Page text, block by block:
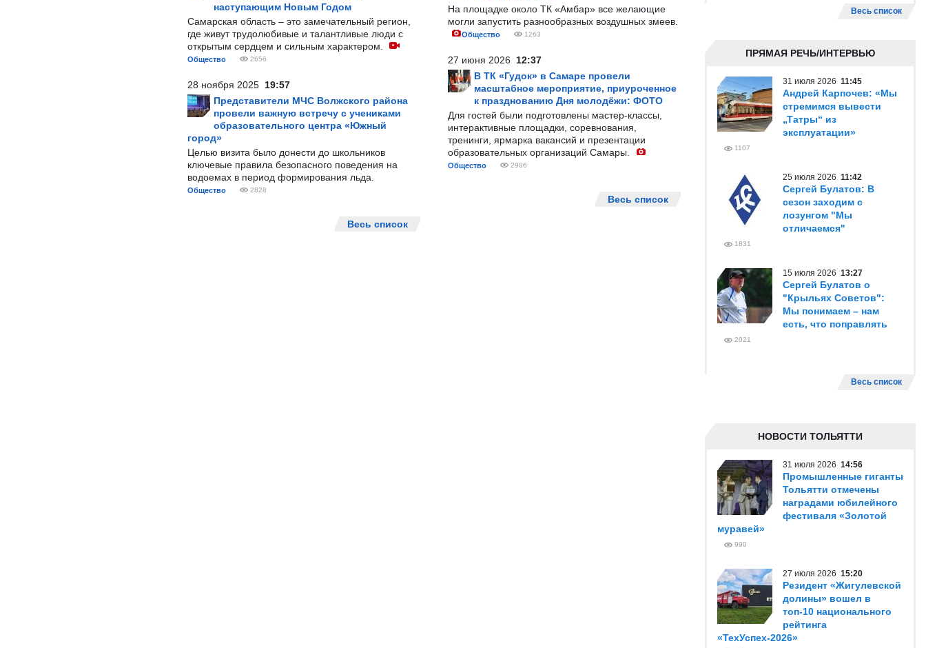
наступающим Новым Годом
Самарская область – это замечательный регион,
где живут трудолюбивые и талантливые люди с
открытым сердцем и сильным характером.
Общество 2656
28 ноября 2025 19:57
Представители МЧС Волжского района
провели важную встречу с учениками
образовательного центра «Южный
город»
Целью визита было донести до школьников
ключевые правила безопасного поведения на
водоемах в период формирования льда.
Общество 2828
Весь список
На площадке около ТК «Амбар» все желающие
могли запустить разнообразных воздушных змеев.
Общество 1263
27 июня 2026 12:37
В ТК «Гудок» в Самаре провели
масштабное мероприятие, приуроченное
к празднованию Дня молодёжи: ФОТО
Для гостей были подготовлены мастер-классы,
интерактивные площадки, соревнования,
тренинги, ярмарка вакансий и презентации
образовательных организаций Самары.
Общество 2986
Весь список
Весь список
ПРЯМАЯ РЕЧЬ/ИНТЕРВЬЮ
31 июля 2026 11:45
Андрей Карпочев: «Мы
стремимся вывести
„Татры“ из
эксплуатации»
1107
25 июля 2026 11:42
Сергей Булатов: В
сезон заходим с
лозунгом "Мы
отличаемся"
1831
15 июля 2026 13:27
Сергей Булатов о
"Крыльях Советов":
Мы понимаем – нам
есть, что поправлять
2021
Весь список
НОВОСТИ ТОЛЬЯТТИ
31 июля 2026 14:56
Промышленные гиганты
Тольятти отмечены
наградами юбилейного
фестиваля «Золотой
муравей»
990
27 июля 2026 15:20
Резидент «Жигулевской
долины» вошел в
топ-10 национального
рейтинга
«ТехУспех-2026»